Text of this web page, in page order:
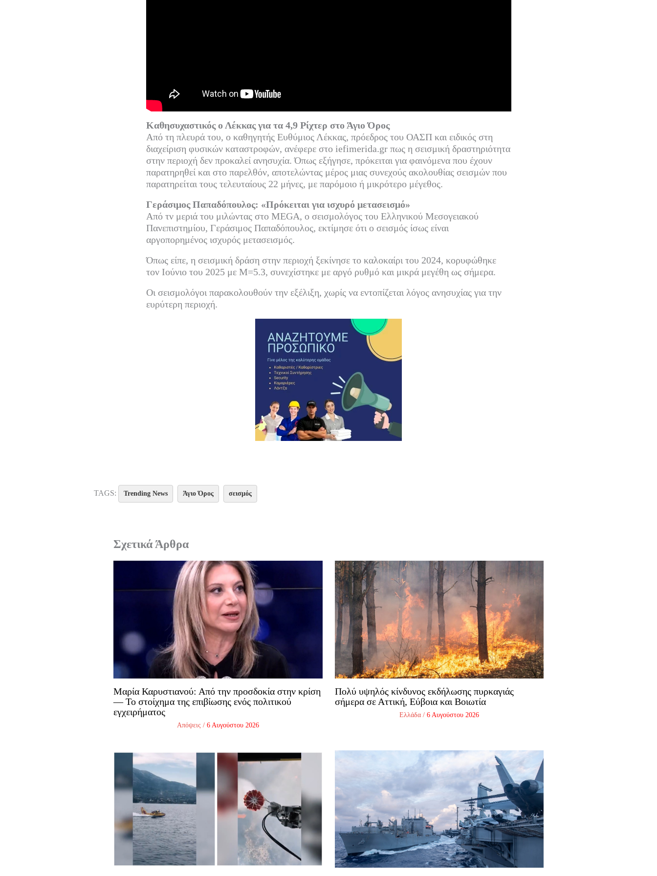
Καθησυχαστικός ο Λέκκας για τα 4,9 Ρίχτερ στο Άγιο Όρος
Από τη πλευρά του, ο καθηγητής Ευθύμιος Λέκκας, πρόεδρος του ΟΑΣΠ και ειδικός στη
διαχείριση φυσικών καταστροφών, ανέφερε στο iefimerida.gr πως η σεισμική δραστηριότητα
στην περιοχή δεν προκαλεί ανησυχία. Όπως εξήγησε, πρόκειται για φαινόμενα που έχουν
παρατηρηθεί και στο παρελθόν, αποτελώντας μέρος μιας συνεχούς ακολουθίας σεισμών που
παρατηρείται τους τελευταίους 22 μήνες, με παρόμοιο ή μικρότερο μέγεθος.
Γεράσιμος Παπαδόπουλος: «Πρόκειται για ισχυρό μετασεισμό»
Από τν μεριά του μιλώντας στο MEGA, ο σεισμολόγος του Ελληνικού Μεσογειακού
Πανεπιστημίου, Γεράσιμος Παπαδόπουλος, εκτίμησε ότι ο σεισμός ίσως είναι
αργοπορημένος ισχυρός μετασεισμός.
Όπως είπε, η σεισμική δράση στην περιοχή ξεκίνησε το καλοκαίρι του 2024, κορυφώθηκε
τον Ιούνιο του 2025 με Μ=5.3, συνεχίστηκε με αργό ρυθμό και μικρά μεγέθη ως σήμερα.
Οι σεισμολόγοι παρακολουθούν την εξέλιξη, χωρίς να εντοπίζεται λόγος ανησυχίας για την
ευρύτερη περιοχή.
TAGS: Trending News Άγιο Όρος σεισμός
Σχετικά Άρθρα
Μαρία Καρυστιανού: Από την προσδοκία στην κρίση
— Το στοίχημα της επιβίωσης ενός πολιτικού
εγχειρήματος
Απόψεις / 6 Αυγούστου 2026
Πολύ υψηλός κίνδυνος εκδήλωσης πυρκαγιάς
σήμερα σε Αττική, Εύβοια και Βοιωτία
Ελλάδα/ 6 Αυγούστου 2026